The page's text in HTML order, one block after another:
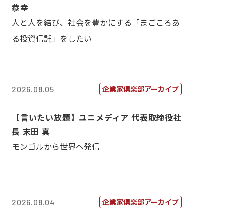
恭幸
人と人を結び、社会を豊かにする「まごころあ
る投資信託」をしたい
2026.08.05 企業家倶楽部アーカイブ
【言いたい放題】ユニメディア 代表取締役社
長 末田 真
モンゴルから世界へ発信
2026.08.04 企業家倶楽部アーカイブ